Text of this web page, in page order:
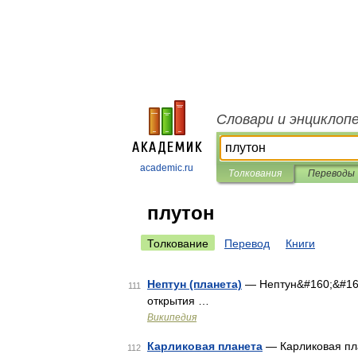
academic.ru
Словари и
Толкования Переводы
плутон
Толкование Перевод Книги
111 Нептун (планета) —
открытия …
Википедия
112 Карликовая планета — Карликовая